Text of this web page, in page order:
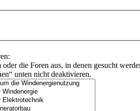
oder die Foren aus, in denen gesucht
unten nicht deaktivieren.